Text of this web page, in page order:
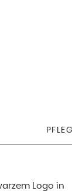
Logo in